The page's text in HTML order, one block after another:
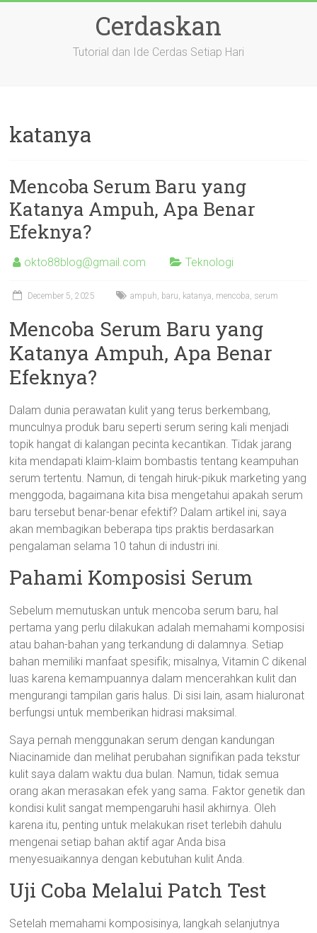
Cerdaskan
Tutorial dan Ide Cerdas Setiap Hari
katanya
Mencoba Serum Baru yang
Katanya Ampuh, Apa Benar
Efeknya?
okto88blog@gmail.com Teknologi
December 5, 2025 ampuh, baru, katanya, mencoba, serum
Mencoba Serum Baru yang
Katanya Ampuh, Apa Benar
Efeknya?
Dalam dunia perawatan kulit yang terus berkembang,
munculnya produk baru seperti serum sering kali menjadi
topik hangat di kalangan pecinta kecantikan. Tidak jarang
kita mendapati klaim-klaim bombastis tentang keampuhan
serum tertentu. Namun, di tengah hiruk-pikuk marketing yang
menggoda, bagaimana kita bisa mengetahui apakah serum
baru tersebut benar-benar efektif? Dalam artikel ini, saya
akan membagikan beberapa tips praktis berdasarkan
pengalaman selama 10 tahun di industri ini.
Pahami Komposisi Serum
Sebelum memutuskan untuk mencoba serum baru, hal
pertama yang perlu dilakukan adalah memahami komposisi
atau bahan-bahan yang terkandung di dalamnya. Setiap
bahan memiliki manfaat spesifik; misalnya, Vitamin C dikenal
luas karena kemampuannya dalam mencerahkan kulit dan
mengurangi tampilan garis halus. Di sisi lain, asam hialuronat
berfungsi untuk memberikan hidrasi maksimal.
Saya pernah menggunakan serum dengan kandungan
Niacinamide dan melihat perubahan signifikan pada tekstur
kulit saya dalam waktu dua bulan. Namun, tidak semua
orang akan merasakan efek yang sama. Faktor genetik dan
kondisi kulit sangat mempengaruhi hasil akhirnya. Oleh
karena itu, penting untuk melakukan riset terlebih dahulu
mengenai setiap bahan aktif agar Anda bisa
menyesuaikannya dengan kebutuhan kulit Anda.
Uji Coba Melalui Patch Test
Setelah memahami komposisinya, langkah selanjutnya